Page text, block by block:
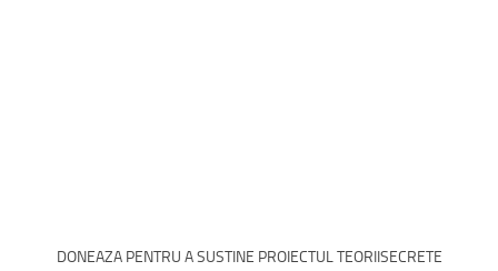
DONEAZA PENTRU A SUSTINE PROIECTUL TEORIISECRETE